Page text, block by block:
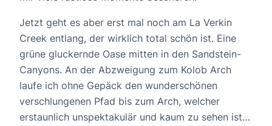
Jetzt geht es aber erst mal noch am La Verkin
Creek entlang, der wirklich total schön ist. Eine
grüne gluckernde Oase mitten in den Sandstein-
Canyons. An der Abzweigung zum Kolob Arch
laufe ich ohne Gepäck den wunderschönen
verschlungenen Pfad bis zum Arch, welcher
erstaunlich unspektakulär und kaum zu sehen ist…